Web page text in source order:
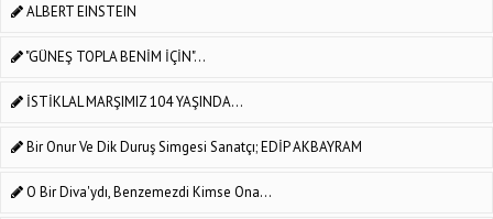
ALBERT EINSTEIN
"GÜNEŞ TOPLA BENİM İÇİN"…
İSTİKLAL MARŞIMIZ 104 YAŞINDA...
Bir Onur Ve Dik Duruş Simgesi Sanatçı; EDİP AKBAYRAM
O Bir Diva'ydı, Benzemezdi Kimse Ona...